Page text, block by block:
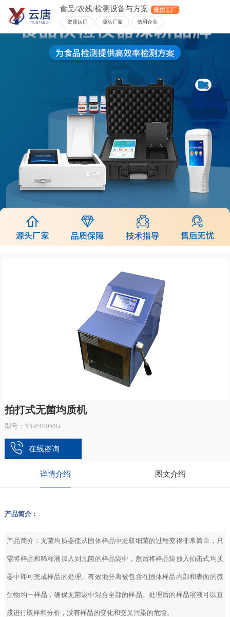
食品/农残/检测设备与方案
资质认证 源头厂家 信用企业
拍打式无菌均质机
型号：YT-P400MG
在线咨询
详情介绍 图文介绍
产品简介：
产品简介：无菌均质器使从固体样品中提取细菌的过程变得非常简单，只
需将样品和稀释液加入到无菌的样品袋中，然后将样品袋放入拍击式均质
器中即可完成样品的处理。有效地分离被包含在固体样品内部和表面的微
生物均一样品，确保无菌袋中混合全部的样品。处理后的样品溶液可以直
接进行取样和分析，没有样品的变化和交叉污染的危险。